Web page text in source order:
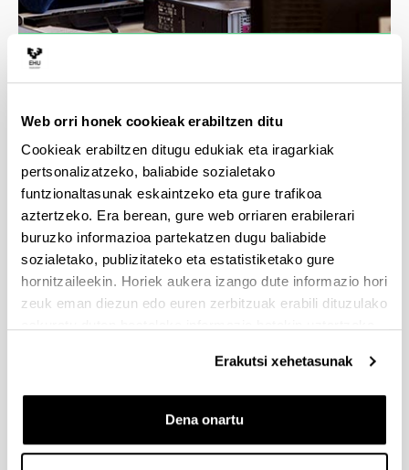
Web orri honek cookieak erabiltzen ditu
Cookieak erabiltzen ditugu edukiak eta iragarkiak
pertsonalizatzeko, baliabide sozialetako
funtzionaltasunak eskaintzeko eta gure trafikoa
aztertzeko. Era berean, gure web orriaren erabilerari
buruzko informazioa partekatzen dugu baliabide
sozialetako, publizitateko eta estatistiketako gure
hornitzaileekin. Horiek aukera izango dute informazio hori
zeuk eman diezun edo euren zerbitzuak erabili dituzulako
Erakutsi xehetasunak
Dena onartu
4 arrazoi gradu hau
Gizakiaren dimentsio ezberdinak ikasiko
dituzu, kultur aniztasuna balioetsi eta gizartea
hobeki ulertuko duzu.
Gizarte eta kultur fenomenoak ikertuz, lagundu
ahal izango duzu inguruaren aurrerakuntzan
eta era askotariko gizarte problemen ebazpidean.
Praktikak egin ahal izango dituzu enpresa eta
erakundeetan, lan mundura iragateko
prestakuntza jasoz.
Graduko atal bat Europa, Amerika eta beste
izango duzu.